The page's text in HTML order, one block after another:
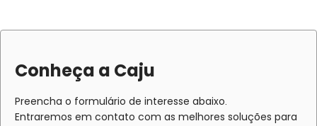
Conheça a Caju
Preencha o formulário de interesse abaixo.
Entraremos em contato com as melhores soluções para